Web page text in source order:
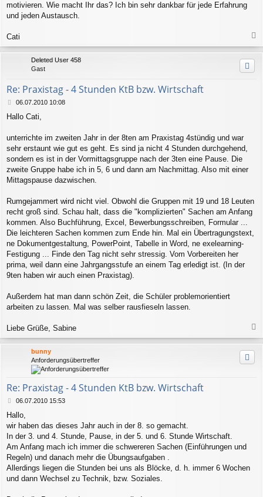
motivieren. Wie macht Ihr das? Ich bin sehr dankbar für jede Erfahrung
und jeden Austausch.
Cati
a
c
Deleted User 458
Gast
Re: Praxistag - 4 Stunden KtB bzw. Wirtschaft
B
i
r
a
06.07.2010 10:08
Hallo Cati,
unterrichte im zweiten Jahr in der 8ten am Praxistag 4stündig und war
sehr erstaunt wie gut es geht. Es sind ja nicht 4 Stunden durchgehend,
sondern es ist in der Vormittagsgruppe nach der 3ten eine Pause. Die
zweite Gruppe habe ich in 5, 6 und dann am Nachmittag. Also mit einer
Mittagspause dazwischen.
Rumgejammert wird nicht viel. Obwohl die Gruppen mit 19 und 18 Leuten
recht groß sind. Schau halt, dass die "komplizierten" Sachen am Anfang
kommen. Also Buchführung, Excel, Bewerbungsschreiben, Formular ...
Die leichteren Sachen kommen zum Ende hin. Mal ein Übertragungstext,
ne Dokumentgestaltung, PowerPoint, Tabelle in Word, ne exelearning-
Festigung ... Finde den Tag nicht sehr stressig. Vom Vorbereiten her
prima, weil dann eine Jahrgangsstufe an einem Tag erledigt ist. (In der
9ten haben wir auch einen Praxistag).
Außerdem hat man dann schön Zeit, die Schüler problemorientiert
arbeiten zu lassen. Mal was selber rausfieseln lassen.
Liebe Grüße, Sabine
a
c
bunny
Anforderungsübertreffer
Re: Praxistag - 4 Stunden KtB bzw. Wirtschaft
B
i
t
r
a
06.07.2010 15:53
Hallo,
wir haben das dieses Jahr auch in der 8. so gemacht.
In der 3. und 4. Stunde, Pause, in der 5. und 6. Stunde Wirtschaft.
Am Anfang mach ich immer die schwereren Sachen (Einführungen und
Regeln) und danach mehr die Übungsaufgaben .
Allerdings liegen die Stunden bei uns als Blöcke, d. h. immer 6 Wochen
und dann Wechsel zu Technik, bzw. Soziales.